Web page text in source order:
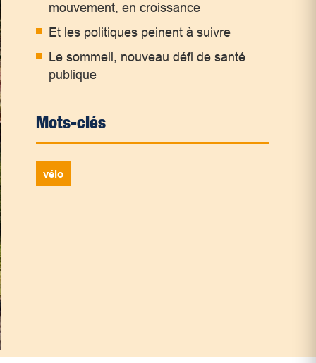
mouvement, en croissance
Et les politiques peinent à suivre
Le sommeil, nouveau défi de santé
publique
Mots-clés
vélo